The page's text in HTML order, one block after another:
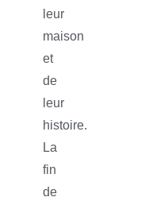
leur
maison
et
de
leur
histoire.
La
fin
de